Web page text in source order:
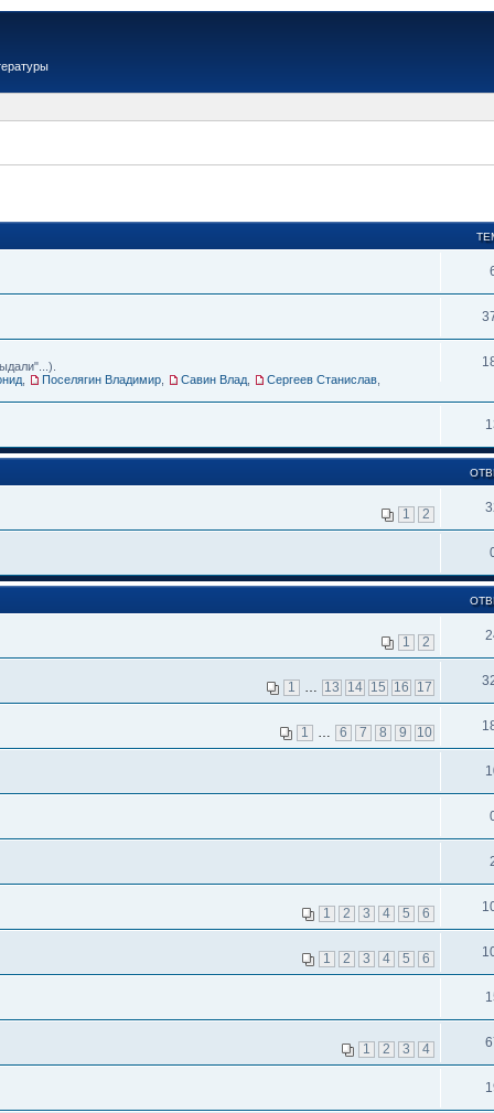
Поселягин Владимир Савин Влад Сергеев Станислав
1 2
1 2
1 … 13 14 15 16 17
1 … 6 7 8 9 10
1 2 3 4 5 6
1 2 3 4 5 6
1 2 3 4